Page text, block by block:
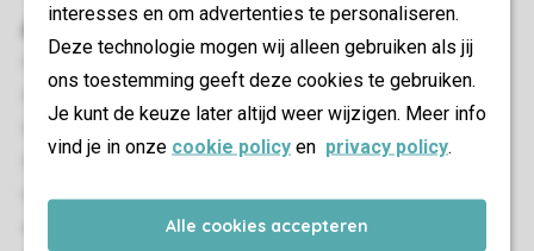
interesses en om advertenties te personaliseren.
Deze technologie mogen wij alleen gebruiken als jij
ons toestemming geeft deze cookies te gebruiken.
Je kunt de keuze later altijd weer wijzigen. Meer info
vind je in onze cookie policy en privacy policy.
Alle cookies accepteren
Algemeen
Minimaal 3 slaapkamers
Geschikt voor 6 personen
Rookvrij